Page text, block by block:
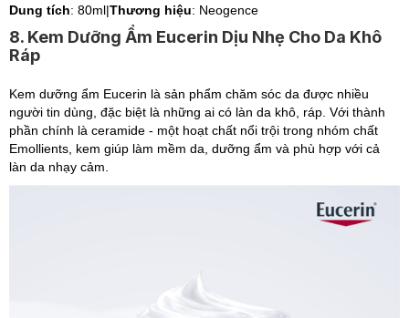
Dung tích: 80ml|Thương hiệu: Neogence
8. Kem Dưỡng Ẩm Eucerin Dịu Nhẹ Cho Da Khô
Ráp
Kem dưỡng ẩm Eucerin là sản phẩm chăm sóc da được nhiều
người tin dùng, đặc biệt là những ai có làn da khô, ráp. Với thành
phần chính là ceramide - một hoạt chất nổi trội trong nhóm chất
Emollients, kem giúp làm mềm da, dưỡng ẩm và phù hợp với cả
làn da nhạy cảm.